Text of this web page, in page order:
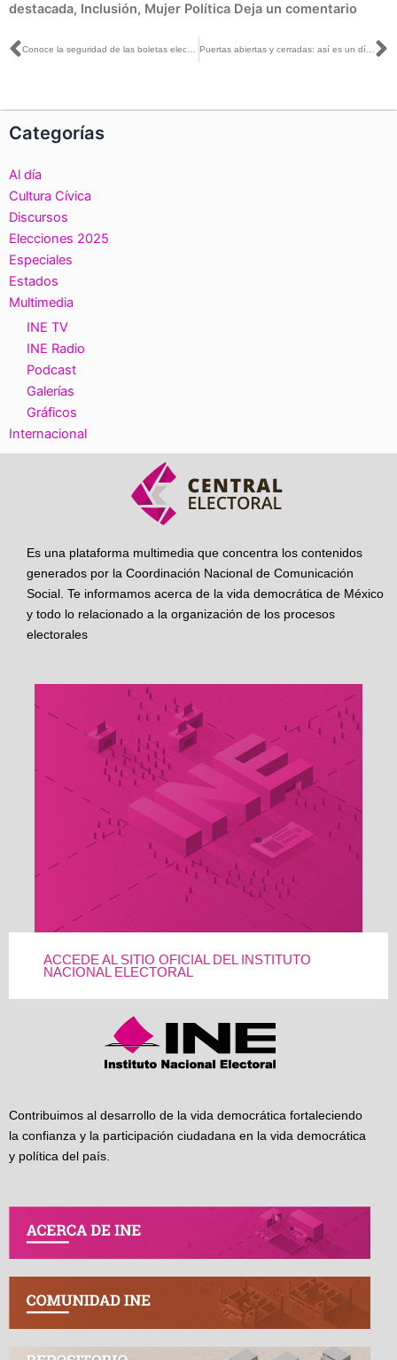
destacada, Inclusión, Mujer Política Deja un comentario
Ant Puertas abiertas y cerradas: así es un día de trabajo de una CAE
Categorías
Al día
Cultura Cívica
Discursos
Elecciones 2025
Especiales
Estados
Multimedia
INE TV
INE Radio
Podcast
Galerías
Gráficos
Internacional
Es una plataforma multimedia que concentra los contenidos
generados por la Coordinación Nacional de Comunicación
Social. Te informamos acerca de la vida democrática de México
y todo lo relacionado a la organización de los procesos
electorales
ACCEDE AL SITIO OFICIAL DEL INSTITUTO
NACIONAL ELECTORAL
Contribuimos al desarrollo de la vida democrática fortaleciendo
la confianza y la participación ciudadana en la vida democrática
y política del país.